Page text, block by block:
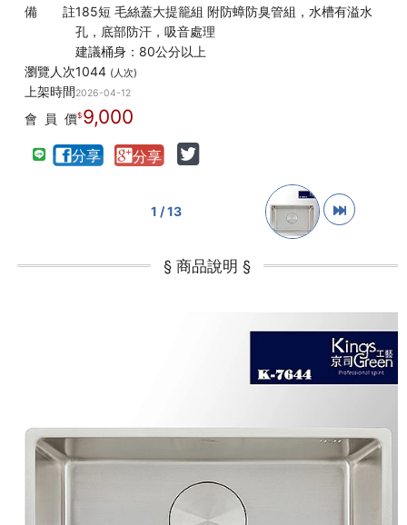
備 註185短 毛絲蓋大提籠組 附防蟑防臭管組，水槽有溢水
孔，底部防汗，吸音處理
建議桶身：80公分以上
瀏覽人次1044 (人次)
上架時間2026-04-12
會 員 價 9,000
1 / 13